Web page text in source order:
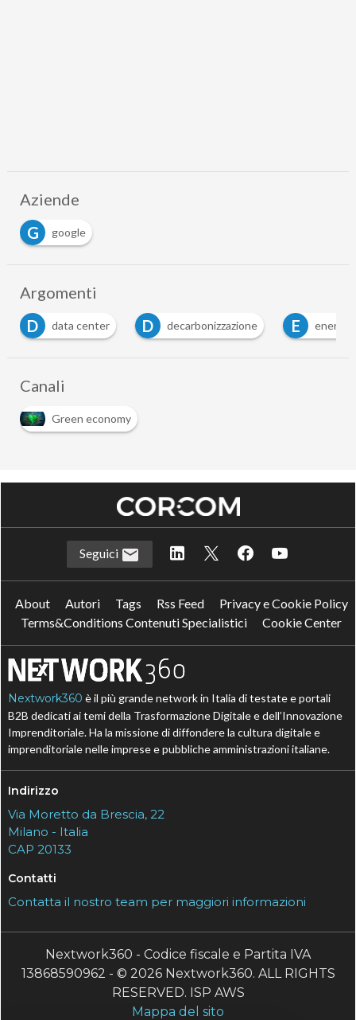
Aziende
G
google
Argomenti
D
data center D decarbonizzazione E energy
Canali
Green economy
Seguici
About Autori Tags Rss Feed
Privacy e Cookie Policy
Terms&Conditions Contenuti Specialistici
Cookie Center
Nextwork360 è il più grande network in Italia di testate e portali
B2B dedicati ai temi della Trasformazione Digitale e dell’Innovazione
Imprenditoriale. Ha la missione di diffondere la cultura digitale e
imprenditoriale nelle imprese e pubbliche amministrazioni italiane.
Indirizzo
Via Moretto da Brescia, 22
Milano - Italia
CAP 20133
Contatti
Contatta il nostro team per maggiori informazioni
Nextwork360 - Codice fiscale e Partita IVA
13868590962 - © 2026 Nextwork360. ALL RIGHTS
RESERVED. ISP AWS
Mappa del sito